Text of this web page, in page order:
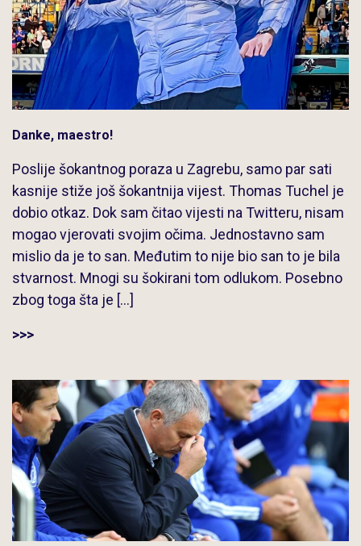
Danke, maestro!
Poslije šokantnog poraza u Zagrebu, samo par sati
kasnije stiže još šokantnija vijest. Thomas Tuchel je
dobio otkaz. Dok sam čitao vijesti na Twitteru, nisam
mogao vjerovati svojim očima. Jednostavno sam
mislio da je to san. Međutim to nije bio san to je bila
stvarnost. Mnogi su šokirani tom odlukom. Posebno
zbog toga šta je […]
>>>